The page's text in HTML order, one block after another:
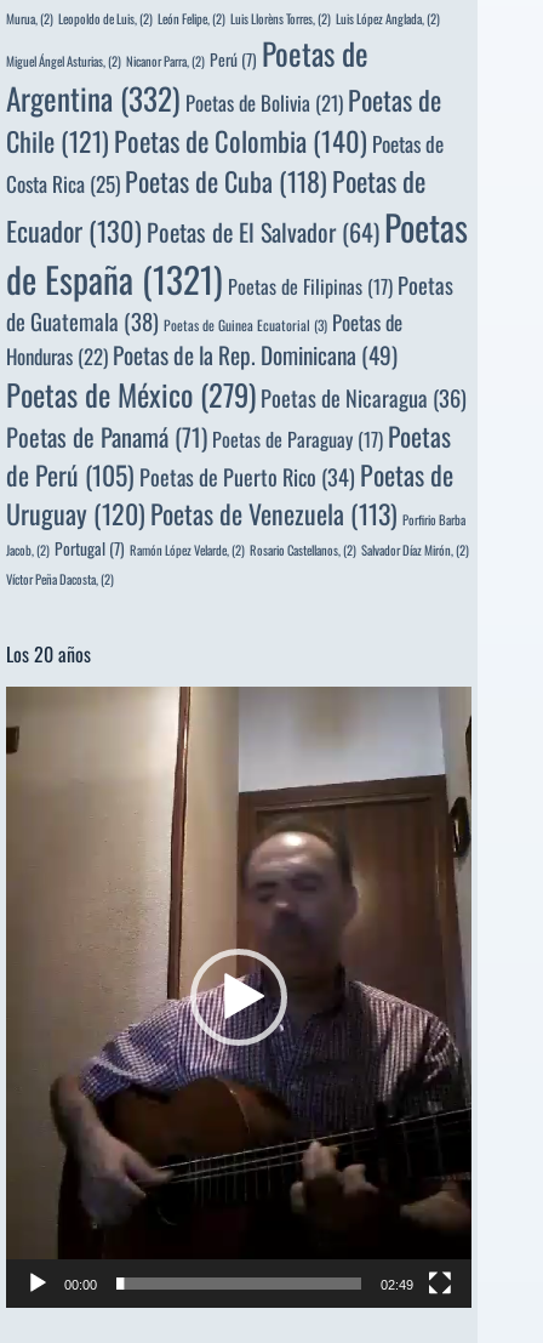
Murua, (2) Leopoldo de Luis, (2) León Felipe, (2) Luis Llorèns Torres, (2) Luis López Anglada, (2)
Miguel Ángel Asturias, (2) Nicanor Parra, (2) Perú (7) Poetas de
Argentina (332) Poetas de Bolivia (21) Poetas de
Chile(121)Poetas de Colombia(140) Poetas de
Costa Rica(25)Poetas de Cuba (118)Poetas de
Ecuador(130) Poetas de El Salvador(64)Poetas
de España (1321) Poetas de Filipinas (17) Poetas
de Guatemala (38) Poetas de Guinea Ecuatorial (3) Poetas de
Honduras (22) Poetas de la Rep. Dominicana (49)
Poetas de México(279)Poetas de Nicaragua (36)
Poetas de Panamá (71) Poetas de Paraguay (17) Poetas
de Perú (105) Poetas de Puerto Rico (34) Poetas de
Uruguay(120)Poetas de Venezuela (113) Porfirio Barba
Jacob, (2) Portugal (7) Ramón López Velarde, (2) Rosario Castellanos, (2) Salvador Díaz Mirón, (2)
Víctor Peña Dacosta, (2)
Los 20 años
de
vídeo
00:00 02:49